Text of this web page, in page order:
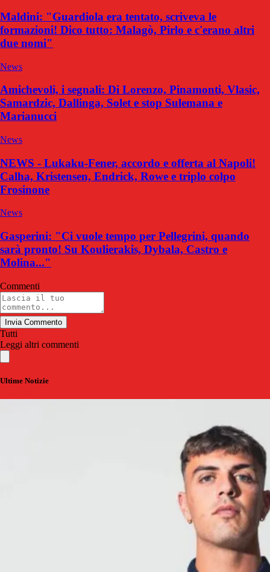
Maldini: "Guardiola era tentato, scriveva le
formazioni! Dico tutto: Malagò, Pirlo e c'erano altri
due nomi"
News
Amichevoli, i segnali: Di Lorenzo, Pinamonti, Vlasic,
Samardzic, Dallinga, Solet e stop Sulemana e
Marianucci
News
NEWS - Lukaku-Fener, accordo e offerta al Napoli!
Calha, Kristensen, Endrick, Rowe e triplo colpo
Frosinone
News
Gasperini: "Ci vuole tempo per Pellegrini, quando
sarà pronto! Su Koulierakis, Dybala, Castro e
Molina..."
Commenti
Invia Commento
Tutti
Leggi altri commenti
Ultime Notizie